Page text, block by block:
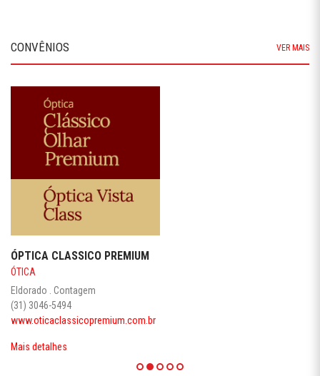
CONVÊNIOS VER MAIS
ÓPTICA CLASSICO PREMIUM
ÓTICA
Eldorado . Contagem
(31) 3046-5494
www.oticaclassicopremium.com.br
Mais detalhes